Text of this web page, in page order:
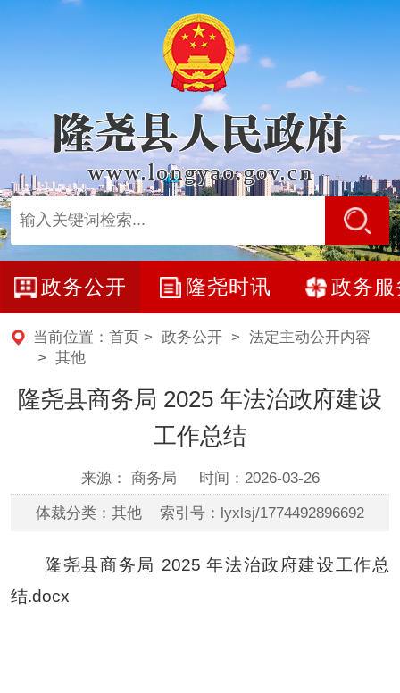
政务公开 隆尧时讯 政务服
当前位置： 首页 > 政务公开> 法定主动公开内容
> 其他
隆尧县商务局 2025 年法治政府建设
工作总结
来源： 商务局 时间：2026-03-26
体裁分类：其他 索引号：lyxlsj/1774492896692
隆尧县商务局 2025 年法治政府建设工作总
结.docx